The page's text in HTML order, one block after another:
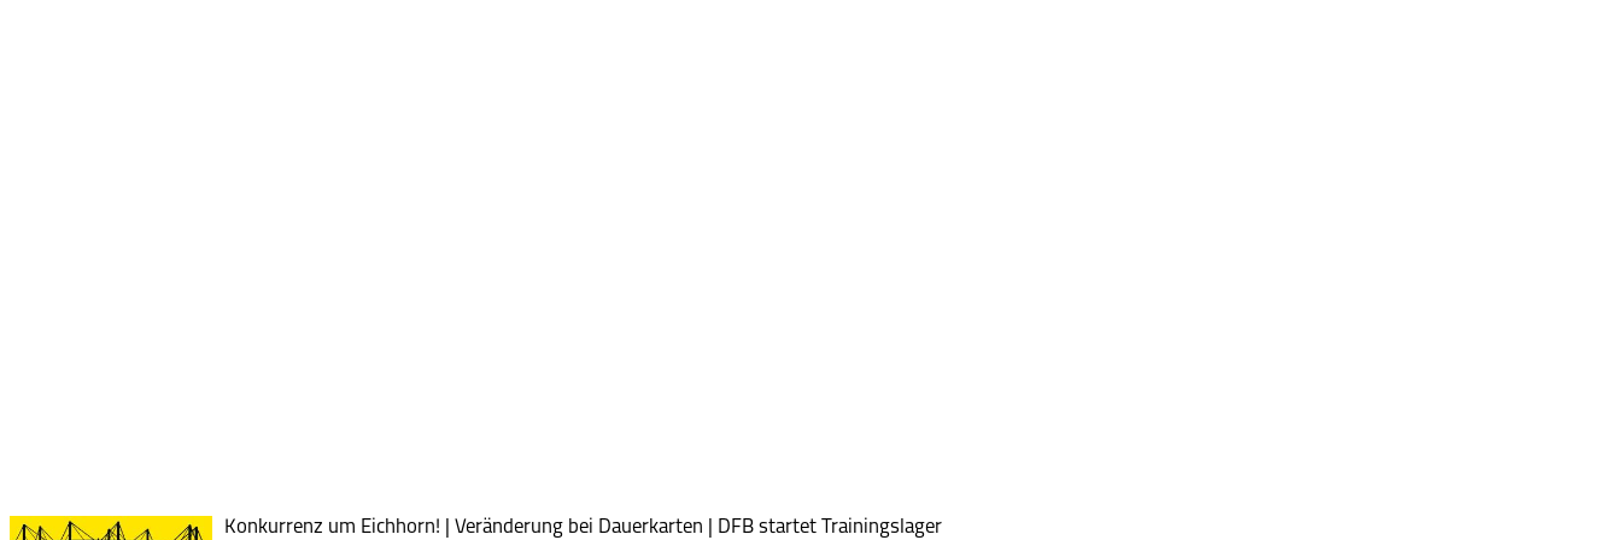
Konkurrenz um Eichhorn! | Veränderung bei Dauerkarten | DFB startet Trainingslager